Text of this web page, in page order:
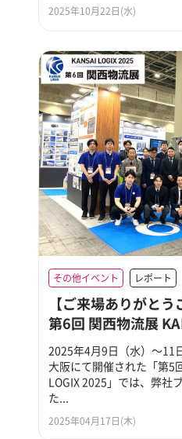
2025年10月22日(水)
その他イベント レポート
【ご来場ありがとう
第6回 関西物流展
2025年4月9日（水）～11
大阪にて開催された「第5
LOGIX 2025」では、弊社
た...
2025年04月17日(木)